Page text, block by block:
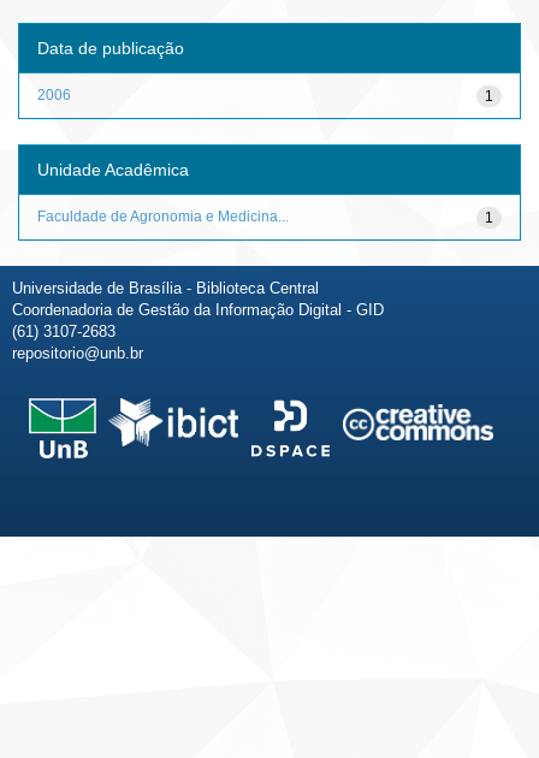
Data de publicação
1
2006
Unidade Acadêmica
1
Faculdade de Agronomia e Medicina...
Universidade de Brasília - Biblioteca Central
Coordenadoria de Gestão da Informação Digital - GID
(61) 3107-2683
repositorio@unb.br